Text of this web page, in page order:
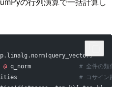
@ q_norm # 全件の類
# コサイン距